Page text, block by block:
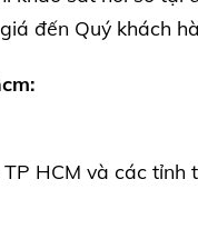
đến Quý khách
HCM và các tỉnh